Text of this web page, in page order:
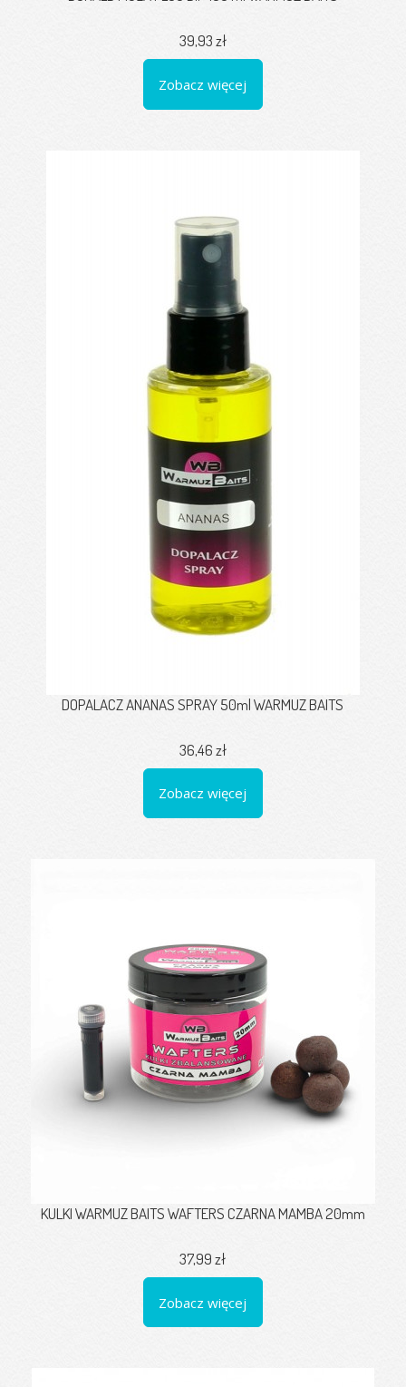
39,93 zł
Zobacz więcej
DOPALACZ ANANAS SPRAY 50ml WARMUZ BAITS
36,46 zł
Zobacz więcej
KULKI WARMUZ BAITS WAFTERS CZARNA MAMBA 20mm
37,99 zł
Zobacz więcej